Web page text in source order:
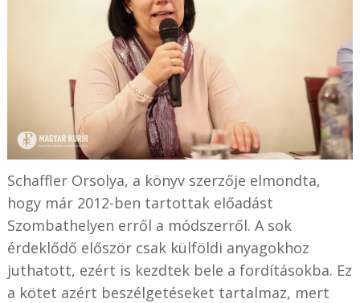
Schaffler Orsolya, a könyv szerzője elmondta,
hogy már 2012-ben tartottak előadást
Szombathelyen erről a módszerről. A sok
érdeklődő először csak külföldi anyagokhoz
juthatott, ezért is kezdtek bele a fordításokba. Ez
a kötet azért beszélgetéseket tartalmaz, mert